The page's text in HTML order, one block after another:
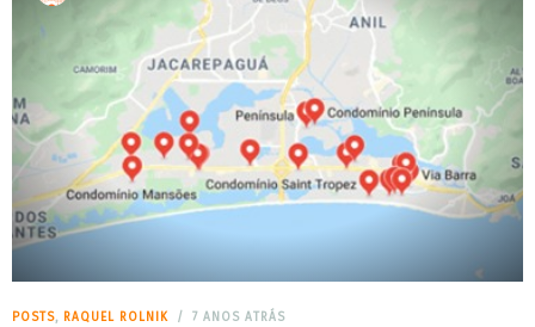
POSTS, RAQUEL ROLNIK 7 ANOS ATRÁS